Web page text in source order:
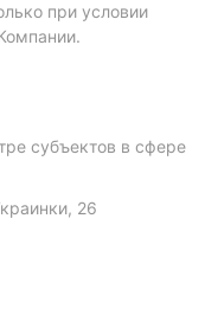
при условии
субъектов в сфере
26